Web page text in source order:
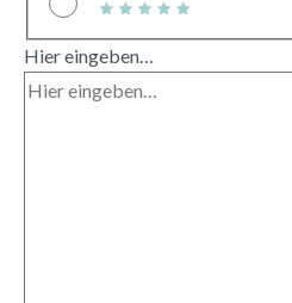
Hier eingeben…